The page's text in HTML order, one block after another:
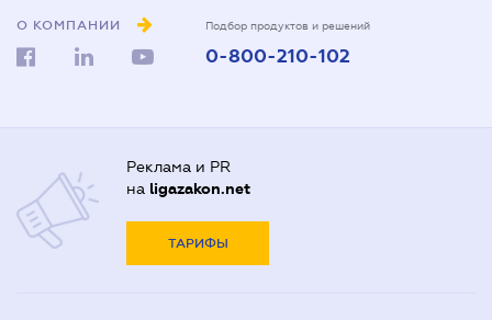
О КОМПАНИИ Подбор продуктов и решений
0-800-210-102
Реклама и PR
на ligazakon.net
ТАРИФЫ